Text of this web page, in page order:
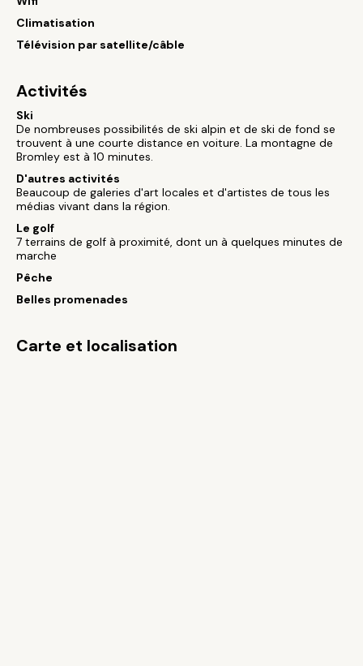
Climatisation
Télévision par satellite/câble
Activités
Ski
De nombreuses possibilités de ski alpin et de ski de fond se
trouvent à une courte distance en voiture. La montagne de
Bromley est à 10 minutes.
D'autres activités
Beaucoup de galeries d'art locales et d'artistes de tous les
médias vivant dans la région.
Le golf
7 terrains de golf à proximité, dont un à quelques minutes de
marche
Pêche
Belles promenades
Carte et localisation